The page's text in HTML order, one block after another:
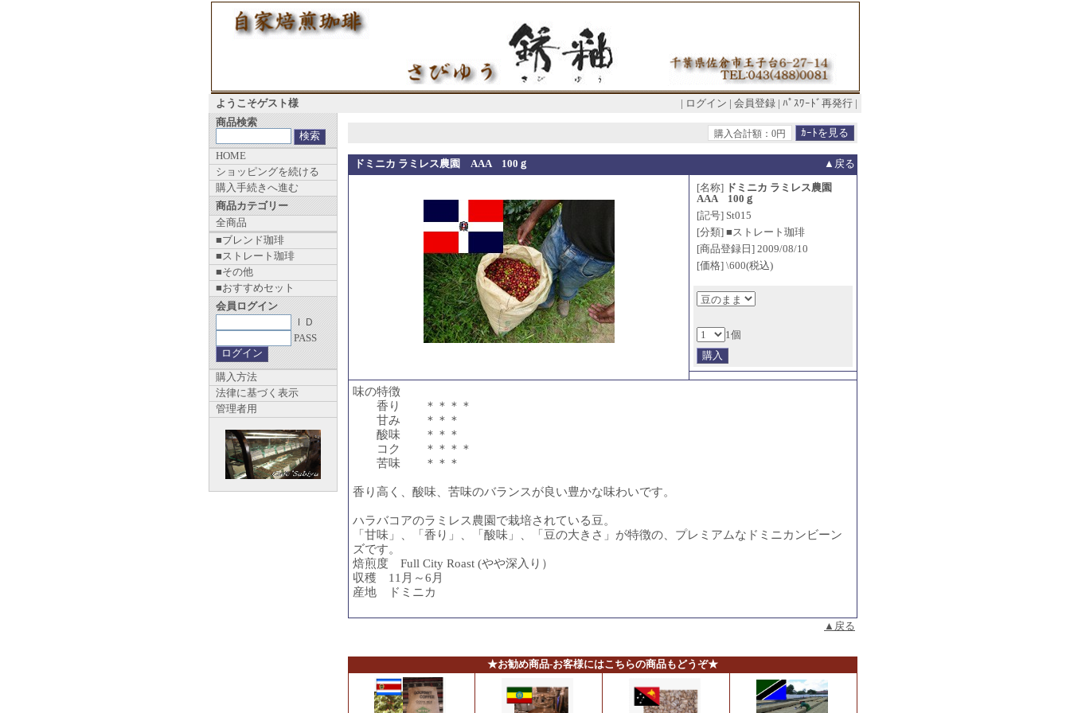
ようこそゲスト様 | ログイン | 会員登録 | ﾊﾟｽﾜｰﾄﾞ再発行 |
購入合計額：0円
ドミニカ ラミレス農園 AAA 100ｇ
▲戻る
[名称] ドミニカ ラミレス農園
AAA 100ｇ
[記号] St015
[分類] ■ストレート珈琲
[商品登録日] 2009/08/10
[価格] \600(税込)
1個
味の特徴
香り ＊＊＊＊
甘み ＊＊＊
酸味 ＊＊＊
コク ＊＊＊＊
苦味 ＊＊＊
香り高く、酸味、苦味のバランスが良い豊かな味わいです。
ハラバコアのラミレス農園で栽培されている豆。
「甘味」、「香り」、「酸味」、「豆の大きさ」が特徴の、プレミアムなドミニカンビーン
ズです。
焙煎度 Full City Roast (やや深入り）
収穫 11月～6月
産地 ドミニカ
▲戻る
★お勧め商品-お客様にはこちらの商品もどうぞ★
商品検索
HOME
ショッピングを続ける
購入手続きへ進む
商品カテゴリー
全商品
■ブレンド珈琲
■ストレート珈琲
■その他
■おすすめセット
会員ログイン
ＩＤ
PASS
購入方法
法律に基づく表示
管理者用